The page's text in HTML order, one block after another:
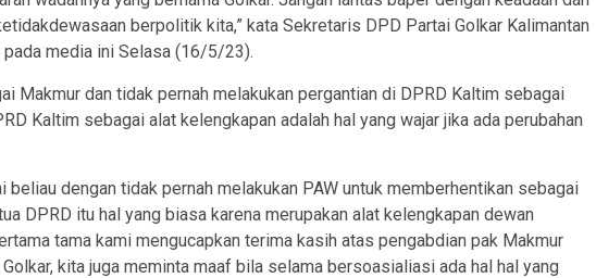
berpolitik kita,” kata Sekretaris DPD Partai Golkar Kalimantan
pada media ini Selasa (16/5/23).
Makmur dan tidak pernah melakukan pergantian di DPRD Kaltim sebagai
Kaltim sebagai alat kelengkapan adalah hal yang wajar jika ada perubahan
beliau dengan tidak pernah melakukan PAW untuk memberhentikan sebagai
DPRD itu hal yang biasa karena merupakan alat kelengkapan dewan
tama kami mengucapkan terima kasih atas pengabdian pak Makmur
kita juga meminta maaf bila selama bersoasialiasi ada hal hal yang